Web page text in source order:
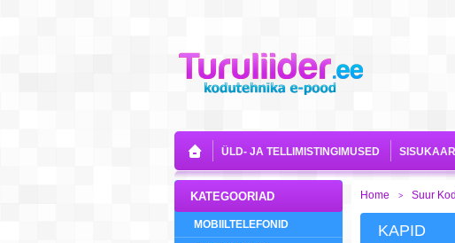
ÜLD- JA TELLIMISTINGIMUSED
KATEGOORIAD
MOBIILTELEFONID
Home > Suur
KAPID